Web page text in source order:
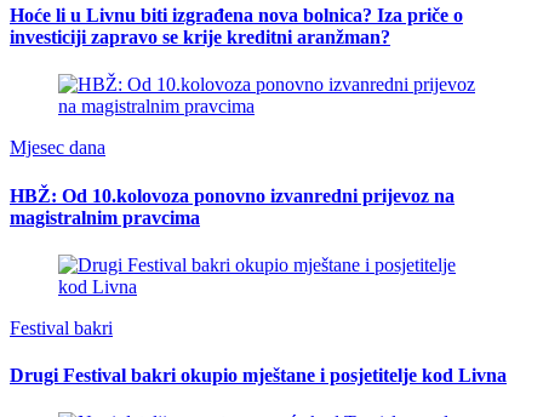
Hoće li u Livnu biti izgrađena nova bolnica? Iza priče o
investiciji zapravo se krije kreditni aranžman?
Mjesec dana
HBŽ: Od 10.kolovoza ponovno izvanredni prijevoz na
magistralnim pravcima
Festival bakri
Drugi Festival bakri okupio mještane i posjetitelje kod Livna